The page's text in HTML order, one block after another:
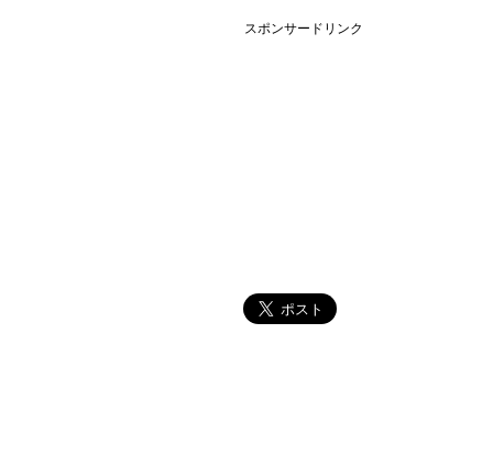
スポンサードリンク